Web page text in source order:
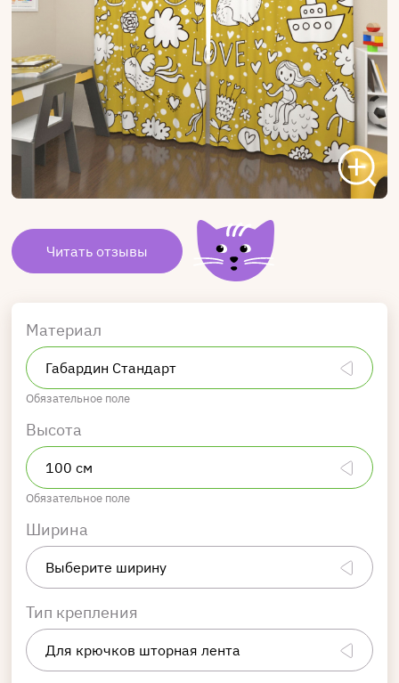
Читать отзывы
Материал
Обязательное поле
Высота
Обязательное поле
Ширина
Тип крепления